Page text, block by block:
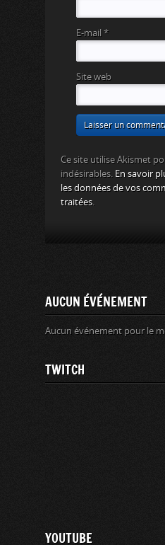
E-mail *
Site web
Ce site utilise Akismet
indésirables. En savoir
les données de vos
traitées
AUCUN ÉVÉNEMENT
Aucun événement pour le
TWITCH
YOUTUBE